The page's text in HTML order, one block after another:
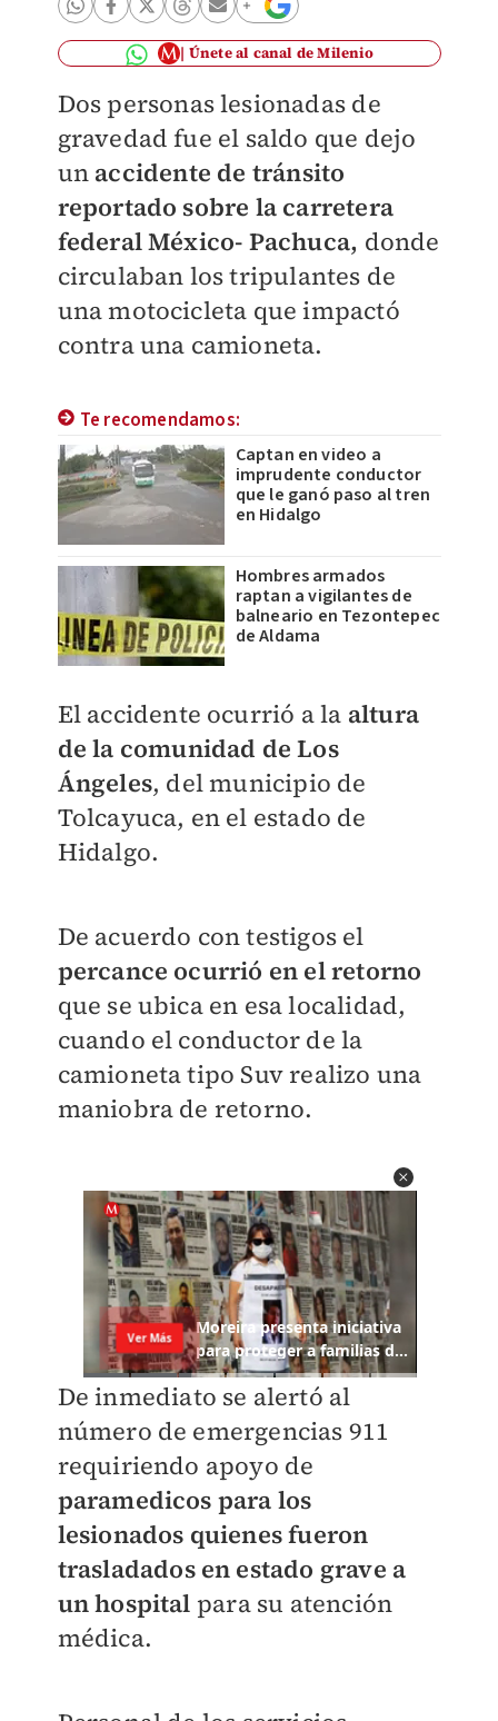
Únete al canal de Milenio
Dos personas lesionadas de
gravedad fue el saldo que dejo
unaccidente de tránsito
reportado sobre la carretera
federal México- Pachuca, donde
circulaban los tripulantes de
una motocicleta que impactó
contra una camioneta.
Te recomendamos:
Captan en video a
imprudente conductor
que le ganó paso al tren
en Hidalgo
Hombres armados
raptan a vigilantes de
balneario en Tezontepec
de Aldama
El accidente ocurrió a la altura
de la comunidad de Los
Ángeles, del municipio de
Tolcayuca, en el estado de
Hidalgo.
De acuerdo con testigos el
percance ocurrió en el retorno
que se ubica en esa localidad,
cuando el conductor de la
camioneta tipo Suv realizo una
maniobra de retorno.
De inmediato se alertó al
número de emergencias 911
requiriendo apoyo de
paramedicos para los
lesionados quienes fueron
trasladados en estado grave a
un hospital para su atención
médica.